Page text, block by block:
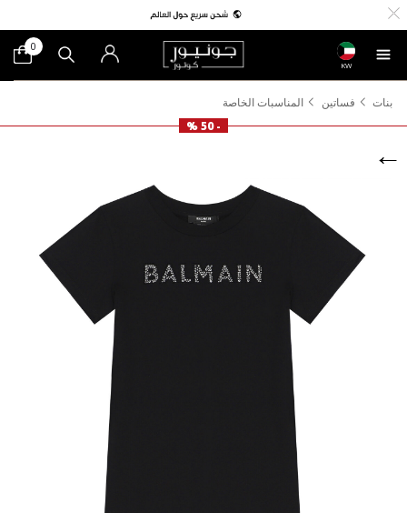
KW
0
بنات فساتين
المناسبات الخاصة
- 50 %